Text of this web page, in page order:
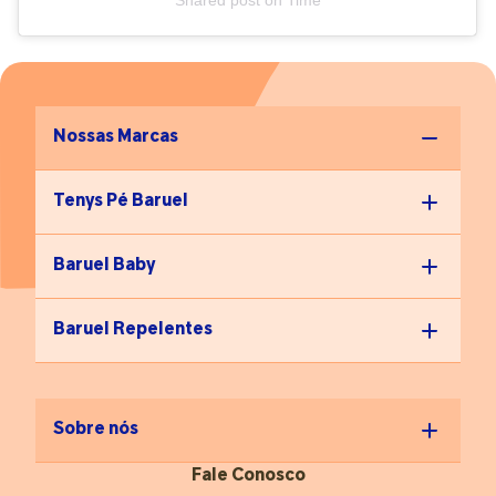
Nossas Marcas
Tenys Pé Baruel
Baruel Baby
Baruel Repelentes
Sobre nós
Fale Conosco